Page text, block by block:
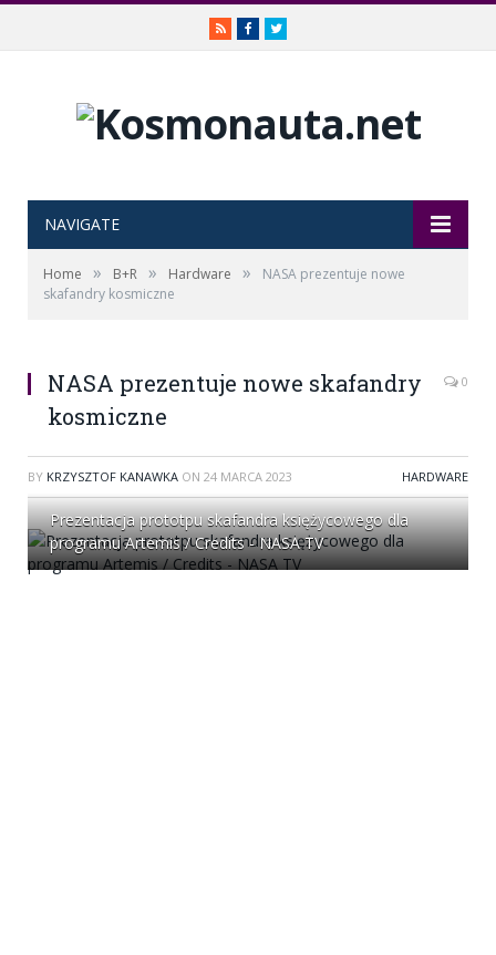
RSSFacebookTwitter
NAVIGATE
Home » B+R » Hardware »
NASA prezentuje nowe
skafandry kosmiczne
NASA prezentuje nowe skafandry
kosmiczne
0
BY KRZYSZTOF KANAWKA ON 24 MARCA 2023 HARDWARE
Prezentacja prototpu skafandra księżycowego dla
programu Artemis / Credits - NASA TV